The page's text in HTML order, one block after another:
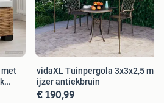
met
vidaXL Tuinpergola 3x3x2,5 m
ijzer antiekbruin
€ 190,99